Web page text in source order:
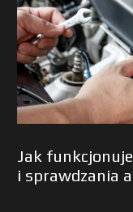
Jak
i sprawdzania